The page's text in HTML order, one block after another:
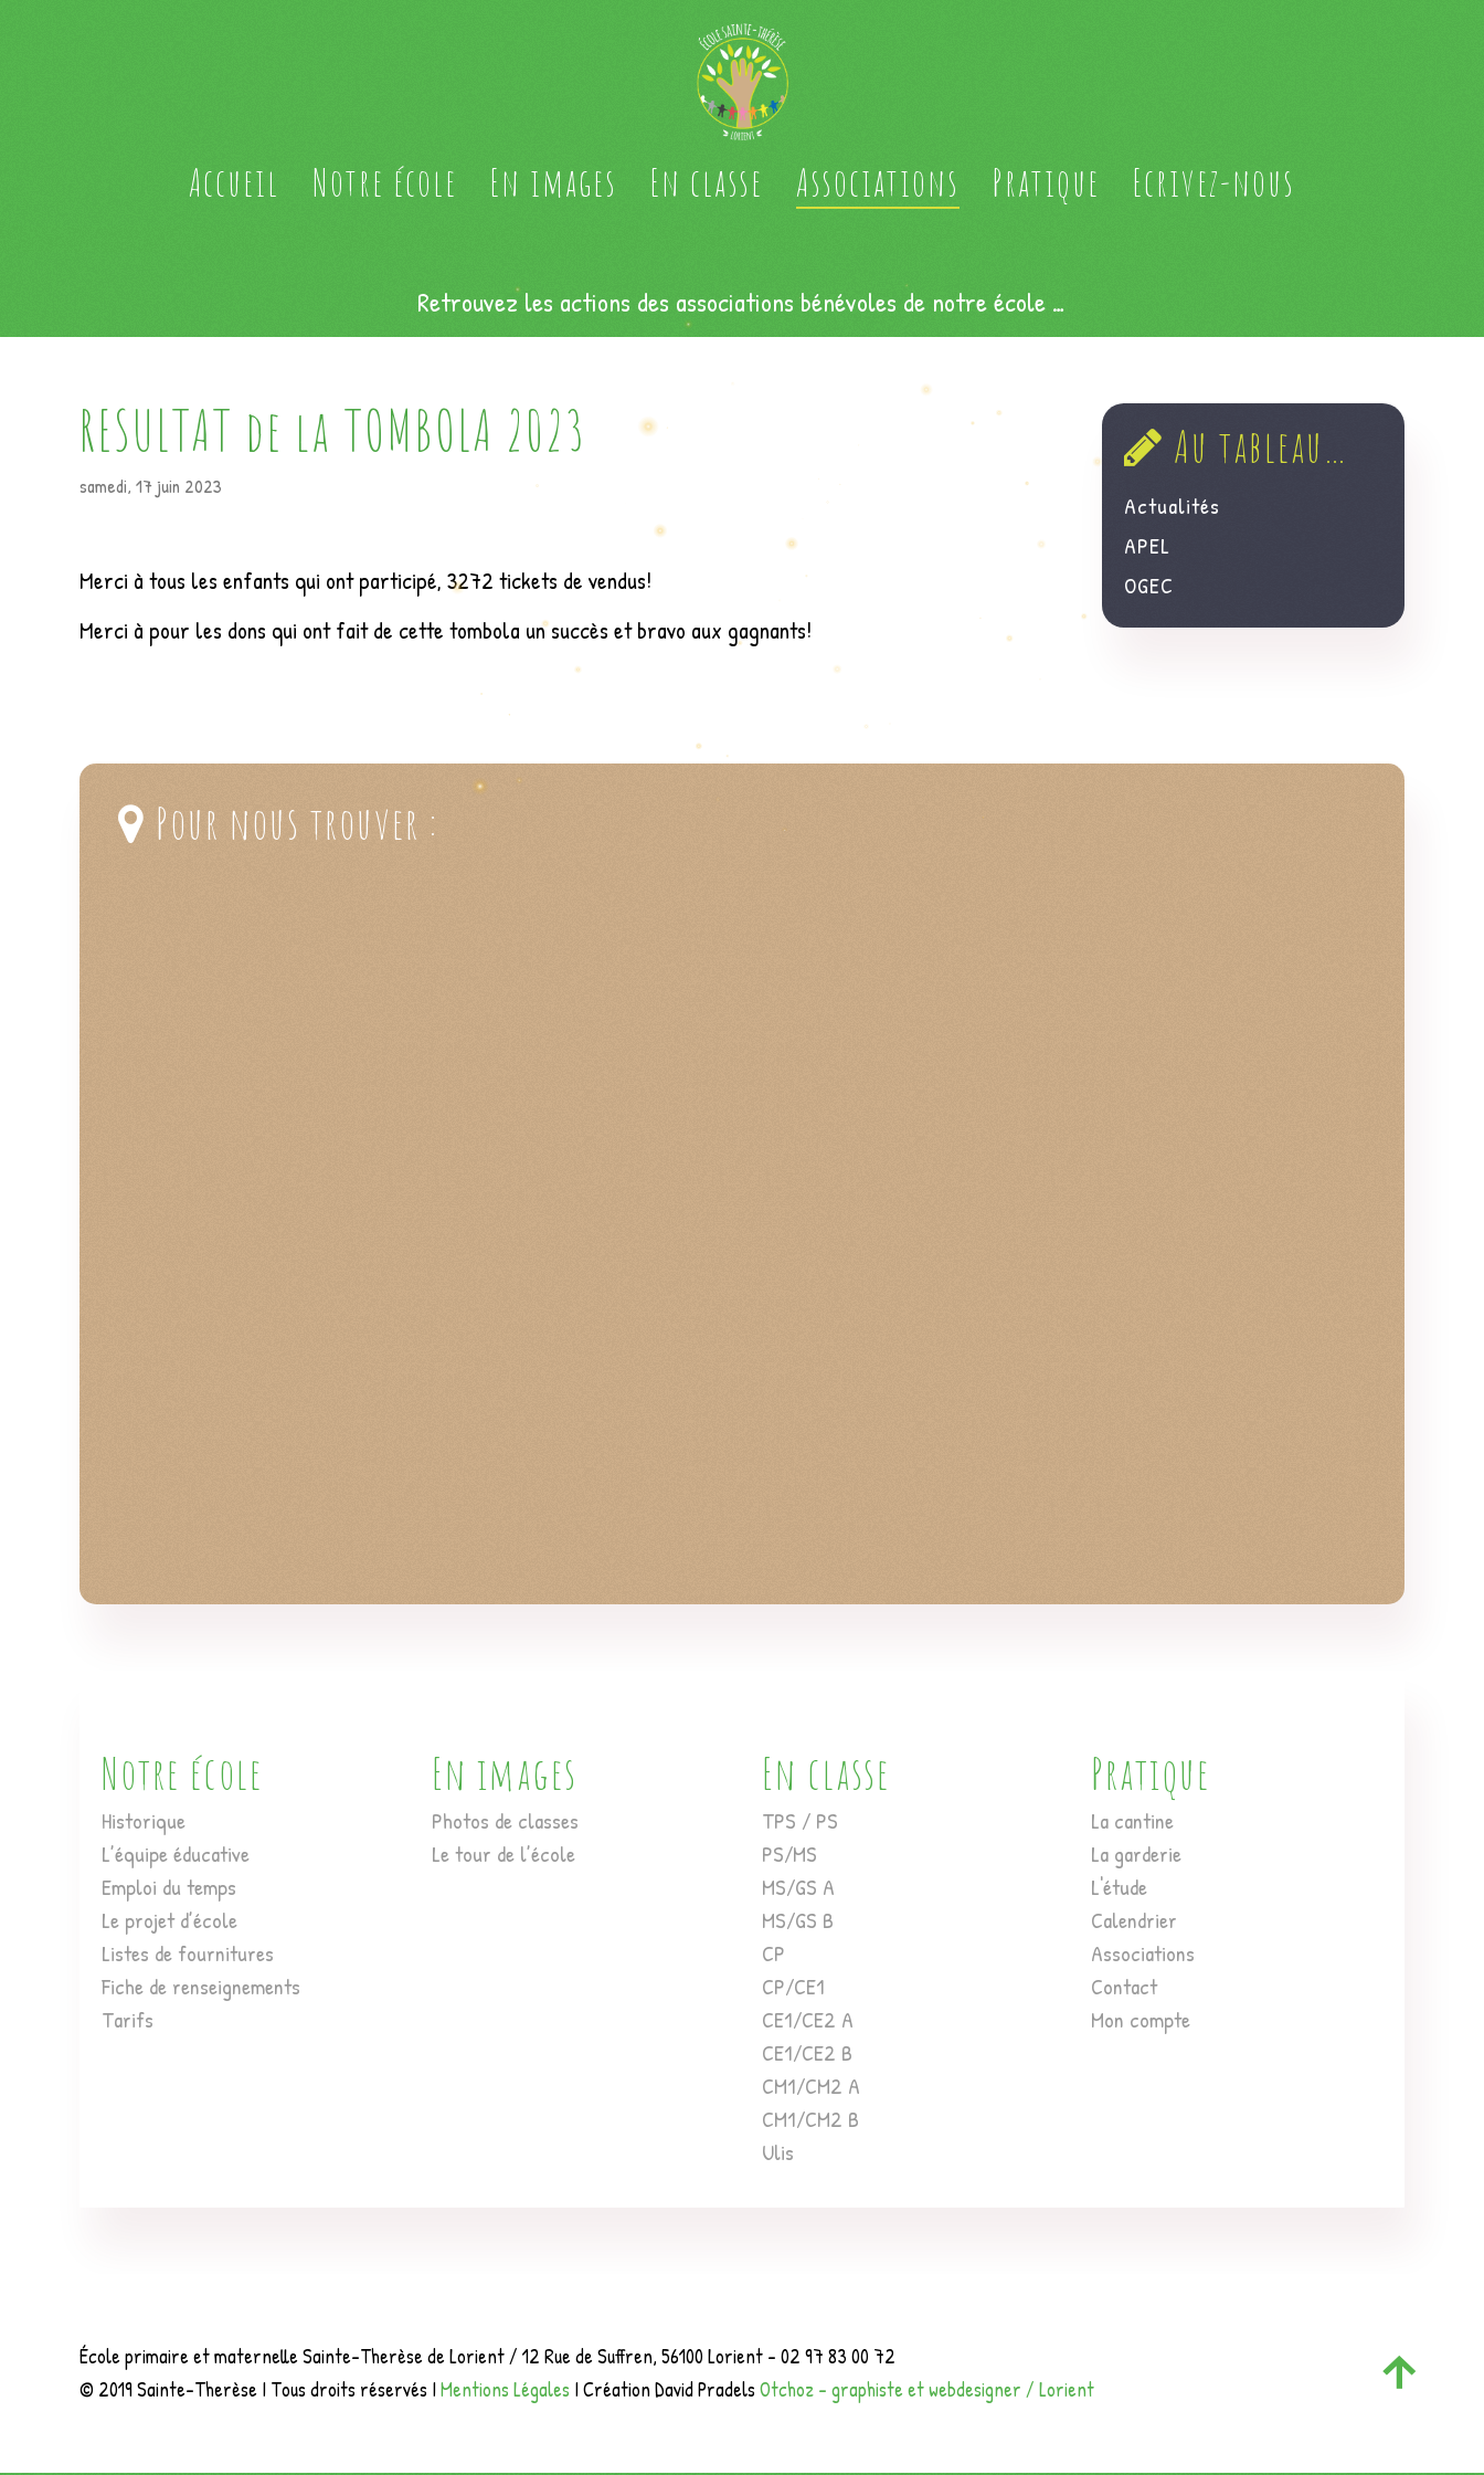
Accueil Notre école En images En classe Associations Pratique Ecrivez-nous
Retrouvez les actions des associations bénévoles de notre école …
RESULTAT de la TOMBOLA 2023
samedi, 17 juin 2023
Merci à tous les enfants qui ont participé, 3272 tickets de vendus!
Merci à pour les dons qui ont fait de cette tombola un succès et bravo aux gagnants!
Au tableau…
Actualités
APEL
OGEC
Pour nous trouver :
Notre école
Historique
L’équipe éducative
Emploi du temps
Le projet d’école
Listes de fournitures
Fiche de renseignements
Tarifs
En images
Photos de classes
Le tour de l’école
En classe
TPS / PS
PS/MS
MS/GS A
MS/GS B
CP
CP/CE1
CE1/CE2 A
CE1/CE2 B
CM1/CM2 A
CM1/CM2 B
Ulis
Pratique
La cantine
La garderie
L'étude
Calendrier
Associations
Contact
Mon compte
École primaire et maternelle Sainte-Therèse de Lorient / 12 Rue de Suffren, 56100 Lorient - 02 97 83 00 72
© 2019 Sainte-Therèse I Tous droits réservés IMentions Légales I Création David Pradels Otchoz - graphiste et webdesigner / Lorient